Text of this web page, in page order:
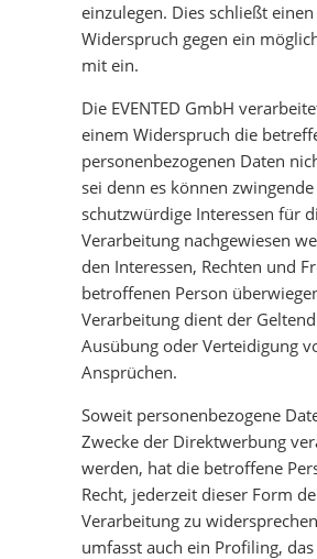
einzulegen. Dies schließt einen
Widerspruch gegen ein
mit ein.
Die EVENTED GmbH
einem Widerspruch die
personenbezogenen Daten
sei denn es können zwingende
schutzwürdige Interessen für
Verarbeitung nachgewiesen
den Interessen, Rechten und
betroffenen Person
Verarbeitung dient der
Ausübung oder Verteidigung
Ansprüchen.
Soweit personenbezogene
Zwecke der Direktwerbung
werden, hat die betroffene
Recht, jederzeit dieser Form
Verarbeitung zu
umfasst auch ein Profiling,